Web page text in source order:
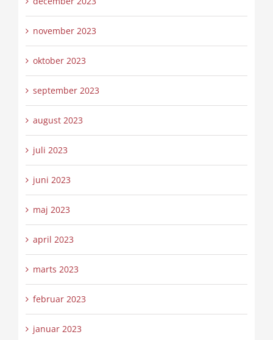
november 2023
oktober 2023
september 2023
august 2023
juli 2023
juni 2023
maj 2023
april 2023
marts 2023
februar 2023
januar 2023